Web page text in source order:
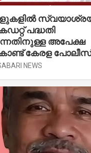
പദ്ധതി
അപേക്ഷ
കേരള
NEWS